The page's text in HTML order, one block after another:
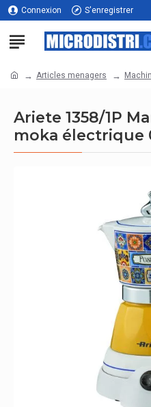
Connexion S'enregistrer
Articles menagers
Ariete 1358/1P
moka électrique